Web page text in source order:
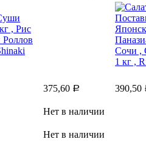
375,60 Р 390,50
Нет в наличии
Нет в наличии